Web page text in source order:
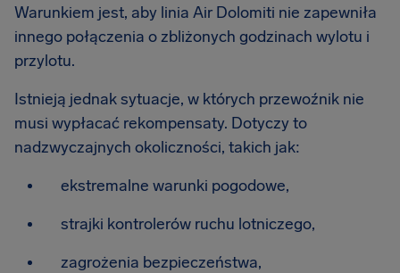
Warunkiem jest, aby linia Air Dolomiti nie zapewniła
innego połączenia o zbliżonych godzinach wylotu i
przylotu.
Istnieją jednak sytuacje, w których przewoźnik nie
musi wypłacać rekompensaty. Dotyczy to
nadzwyczajnych okoliczności, takich jak:
ekstremalne warunki pogodowe,
strajki kontrolerów ruchu lotniczego,
zagrożenia bezpieczeństwa,